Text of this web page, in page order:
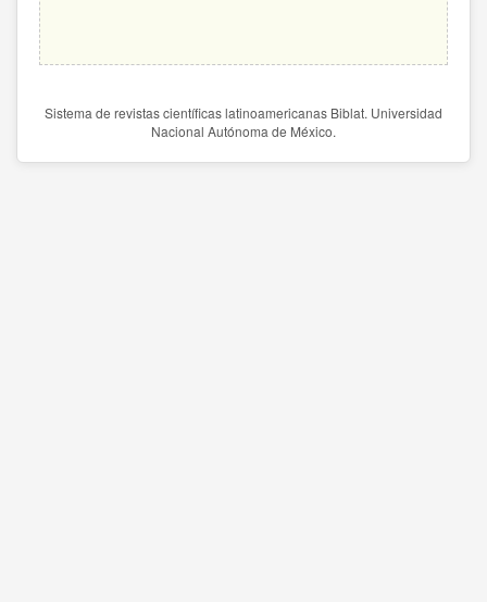
Sistema de revistas científicas latinoamericanas Biblat. Universidad
Nacional Autónoma de México.